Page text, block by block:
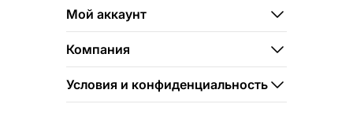
Мой аккаунт
Компания
Условия и конфиденциальность